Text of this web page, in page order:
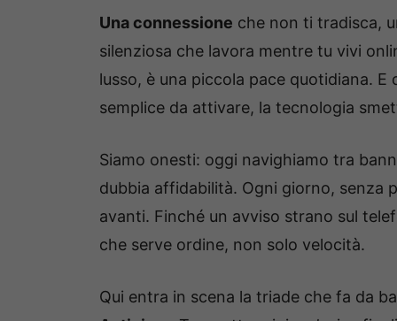
Una connessione che non ti tradisca,
silenziosa che lavora mentre tu vivi
lusso, è una piccola pace quotidiana.
semplice da attivare, la tecnologia
Siamo onesti: oggi navighiamo tra
dubbia affidabilità. Ogni giorno, senza
avanti. Finché un avviso strano sul
che serve ordine, non solo velocità.
Qui entra in scena la triade che fa da